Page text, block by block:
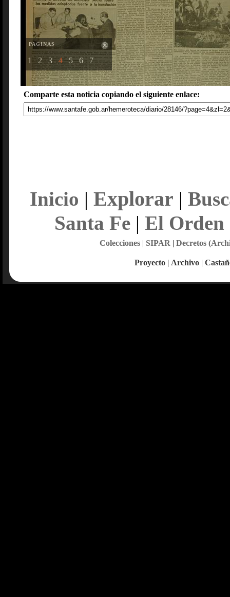
PAGINAS
1 2 3 4 5 6 7
Comparte esta noticia copiando el siguiente enlace:
Inicio | Explorar |
Santa Fe| El Orden
Colecciones| SIPAR | Decretos
Proyecto | Archivo |